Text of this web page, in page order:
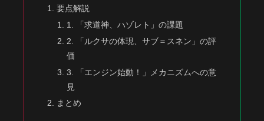
要点解説
1. 「求道神、ハゾレト」の課題
2. 「ルクサの体現、サブ＝スネン」の評
価
3. 「エンジン始動！」メカニズムへの意
見
まとめ